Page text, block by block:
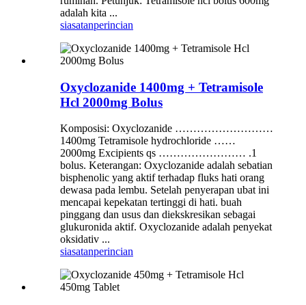
adalah kita ...
siasatanperincian
Oxyclozanide 1400mg + Tetramisole
Hcl 2000mg Bolus
Komposisi: Oxyclozanide ………………………
1400mg Tetramisole hydrochloride ……
2000mg Excipients qs …………………… .1
bolus. Keterangan: Oxyclozanide adalah sebatian
bisphenolic yang aktif terhadap fluks hati orang
dewasa pada lembu. Setelah penyerapan ubat ini
mencapai kepekatan tertinggi di hati. buah
pinggang dan usus dan diekskresikan sebagai
glukuronida aktif. Oxyclozanide adalah penyekat
oksidativ ...
siasatanperincian